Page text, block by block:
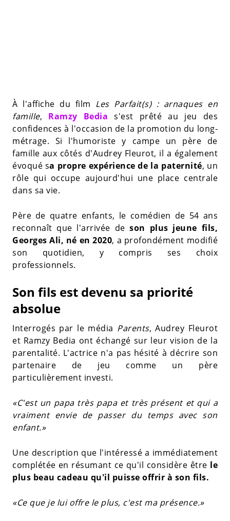
À l'affiche du film Les Parfait(s) : arnaques en
famille, Ramzy Bedia s'est prêté au jeu des
confidences à l'occasion de la promotion du long-
métrage. Si l'humoriste y campe un père de
famille aux côtés d'Audrey Fleurot, il a également
évoqué sa propre expérience de la paternité, un
rôle qui occupe aujourd'hui une place centrale
dans sa vie.
Père de quatre enfants, le comédien de 54 ans
reconnaît que l'arrivée deson plus jeune fils,
Georges Ali, né en 2020, a profondément modifié
son quotidien, y compris ses choix
professionnels.
Son fils est devenu sa priorité
absolue
Interrogés par le média Parents, Audrey Fleurot
et Ramzy Bedia ont échangé sur leur vision de la
parentalité. L'actrice n'a pas hésité à décrire son
partenaire de jeu comme un père
particulièrement investi.
«C'est un papa très papa et très présent et qui a
vraiment envie de passer du temps avec son
enfant.»
Une description que l'intéressé a immédiatement
complétée en résumant ce qu'il considère être le
plus beau cadeau qu'il puisse offrir à son fils.
«Ce que je lui offre le plus, c'est ma présence.»